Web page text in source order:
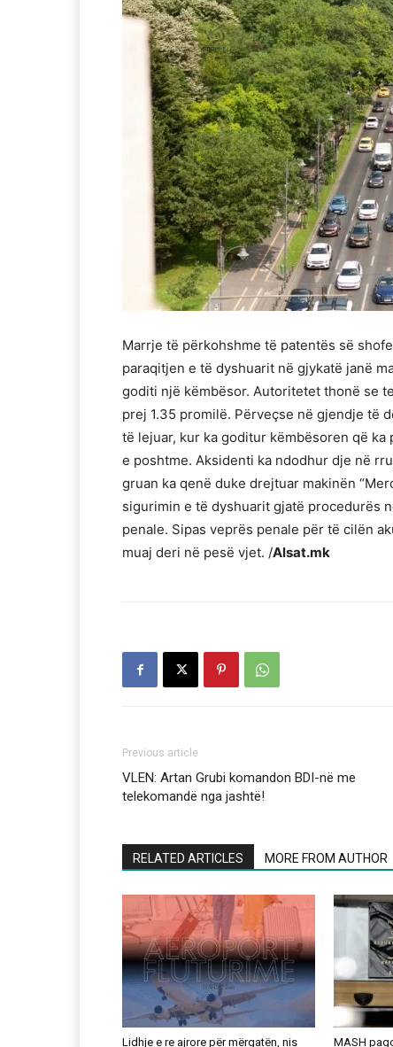
Marrje të përkohshme të patentës së
paraqitjen e të dyshuarit në gjykatë janë
goditi një këmbësor. Autoritetet thonë se
prej 1.35 promilë. Përveçse në gjendje të
të lejuar, kur ka goditur këmbësoren që
e poshtme. Aksidenti ka ndodhur dje në
gruan ka qenë duke drejtuar makinën
sigurimin e të dyshuarit gjatë procedurës
penale. Sipas veprës penale për të cilën
muaj deri në pesë vjet. /Alsat.mk
Previous article
VLEN: Artan Grubi komandon BDI-në me
telekomandë nga jashtë!
RELATED ARTICLES MORE FROM AUTHOR
Lidhje e re ajrore për mërgatën, nis MASH